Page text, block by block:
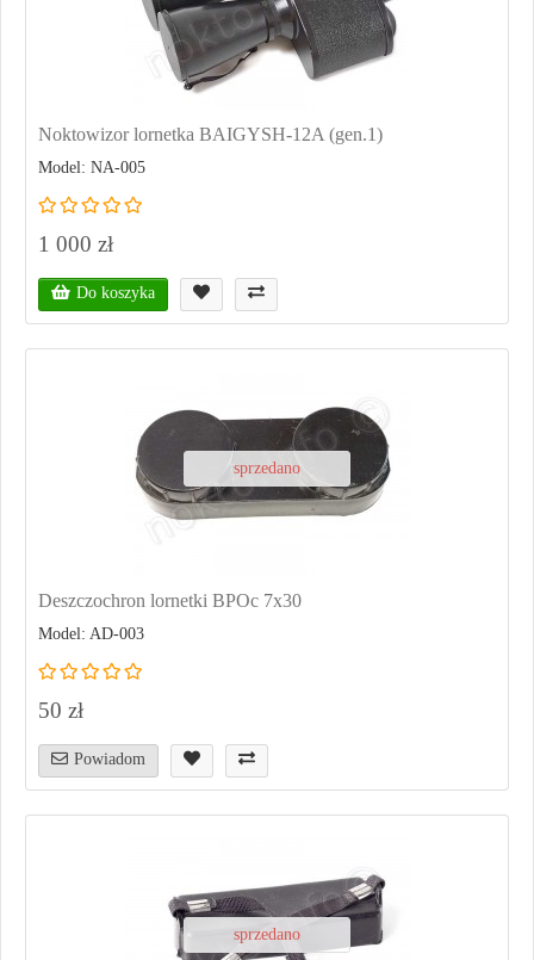
Noktowizor lornetka BAIGYSH-12A (gen.1)
Model: NA-005
1 000 zł
Do koszyka
sprzedano
Deszczochron lornetki BPOc 7x30
Model: AD-003
50 zł
Powiadom
sprzedano